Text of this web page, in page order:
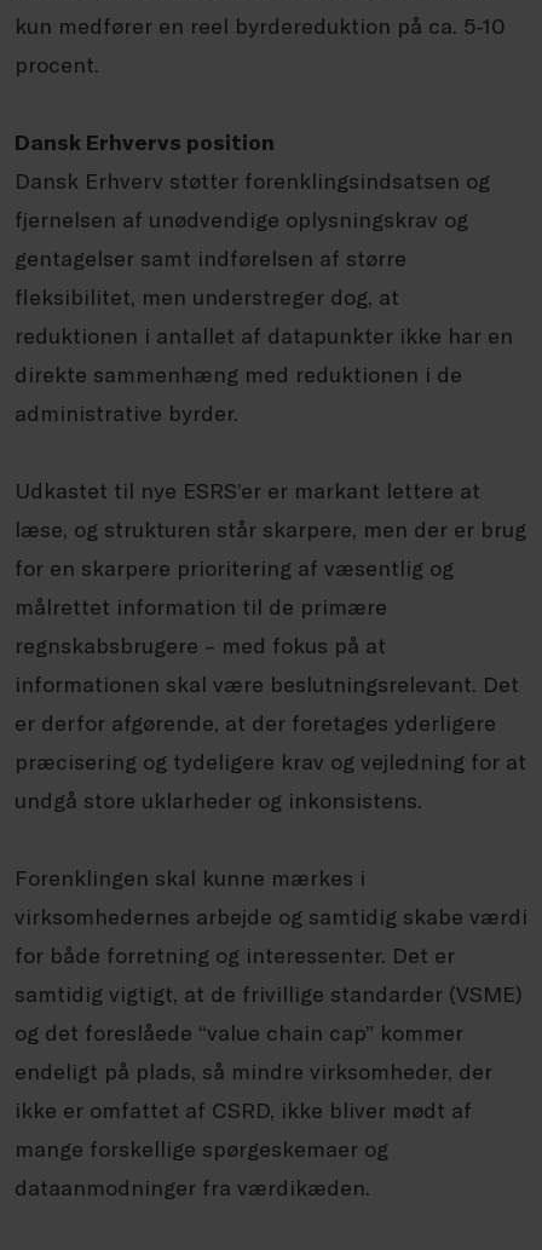
kun medfører en reel byrdereduktion på ca. 5-10
procent.
Dansk Erhvervs position
Dansk Erhverv støtter forenklingsindsatsen og
fjernelsen af unødvendige oplysningskrav og
gentagelser samt indførelsen af større
fleksibilitet, men understreger dog, at
reduktionen i antallet af datapunkter ikke har en
direkte sammenhæng med reduktionen i de
administrative byrder.
Udkastet til nye ESRS’er er markant lettere at
læse, og strukturen står skarpere, men der er brug
for en skarpere prioritering af væsentlig og
målrettet information til de primære
regnskabsbrugere – med fokus på at
informationen skal være beslutningsrelevant. Det
er derfor afgørende, at der foretages yderligere
præcisering og tydeligere krav og vejledning for at
undgå store uklarheder og inkonsistens.
Forenklingen skal kunne mærkes i
virksomhedernes arbejde og samtidig skabe værdi
for både forretning og interessenter. Det er
samtidig vigtigt, at de frivillige standarder (VSME)
og det foreslåede “value chain cap” kommer
endeligt på plads, så mindre virksomheder, der
ikke er omfattet af CSRD, ikke bliver mødt af
mange forskellige spørgeskemaer og
dataanmodninger fra værdikæden.